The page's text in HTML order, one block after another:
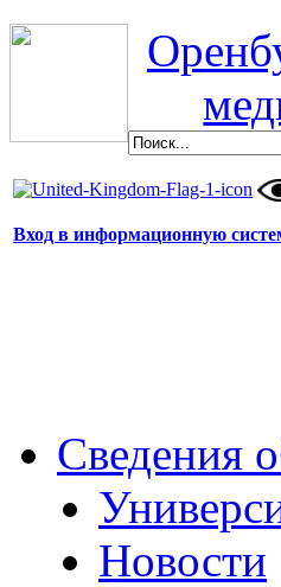
Вход в информационную
Сведения
Новости